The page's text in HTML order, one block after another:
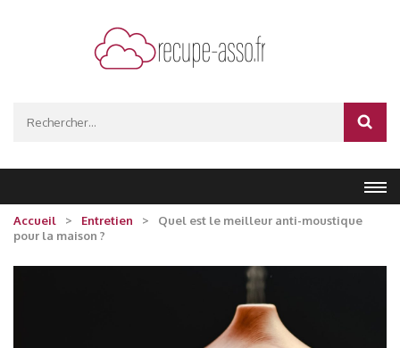
Accueil > Entretien >
Quel est le meilleur anti-moustique
pour la maison ?